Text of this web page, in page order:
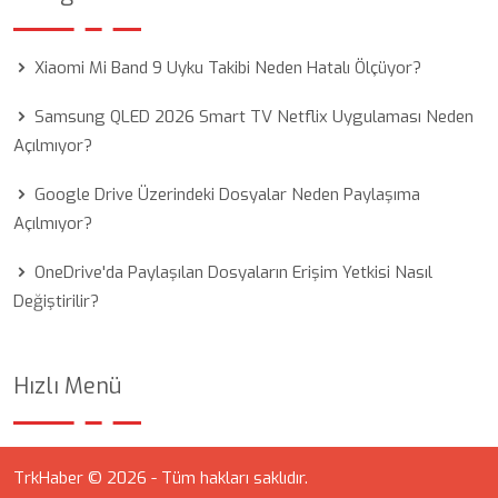
Xiaomi Mi Band 9 Uyku Takibi Neden Hatalı Ölçüyor?
Samsung QLED 2026 Smart TV Netflix Uygulaması Neden
Açılmıyor?
Google Drive Üzerindeki Dosyalar Neden Paylaşıma
Açılmıyor?
OneDrive'da Paylaşılan Dosyaların Erişim Yetkisi Nasıl
Değiştirilir?
Hızlı Menü
TrkHaber © 2026 - Tüm hakları saklıdır.